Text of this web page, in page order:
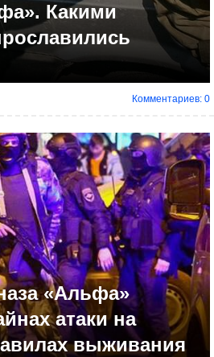
Какими
Комментариев: 0
«Альфа»
атаки на
выживания